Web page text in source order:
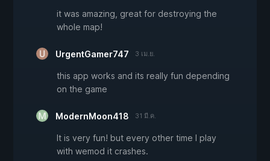
it was amazing, great for destroying the
whole map!
UrgentGamer747 3 เม.ย.
this app works and its really fun depending
on the game
ModernMoon418 31 มี.ค.
It is very fun! but every other time I play
with wemod it crashes.